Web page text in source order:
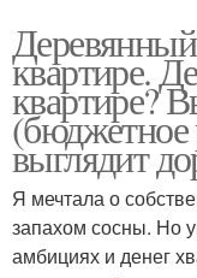
квартире.
квартире?
(бюджетное
выглядит
Я мечтала о
запахом сосны. Но
амбициях и денег